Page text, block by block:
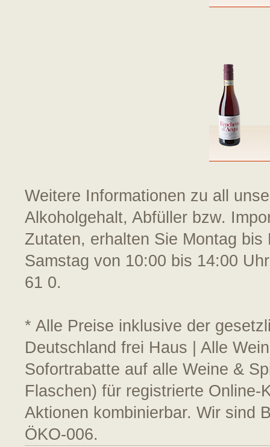
Weitere Informationen zu all
Alkoholgehalt, Abfüller bzw.
Zutaten, erhalten Sie Montag
Samstag von 10:00 bis 14:00
61 0.
* Alle Preise inklusive der
Deutschland frei Haus | Alle
Sofortrabatte auf alle Weine &
Flaschen) für registrierte
Aktionen kombinierbar. Wir sind
ÖKO-006.